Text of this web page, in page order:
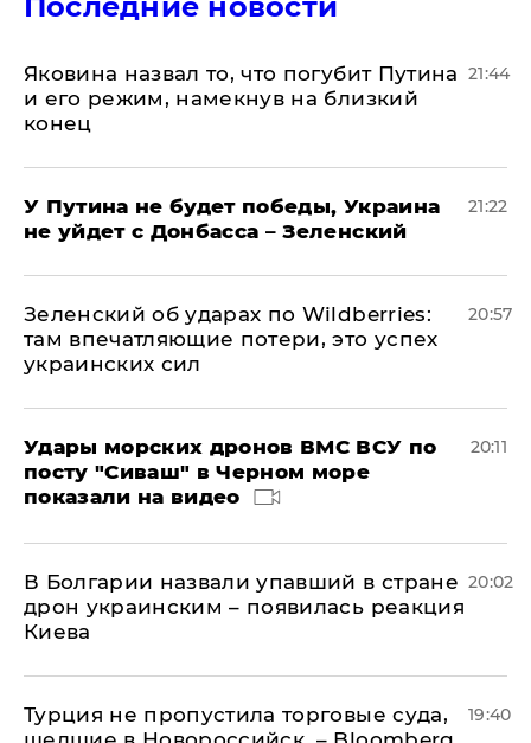
Яковина назвал то, что погубит Путина
и его режим, намекнув на близкий
конец
21:44
У Путина не будет победы, Украина
не уйдет с Донбасса – Зеленский
21:22
Зеленский об ударах по Wildberries:
там впечатляющие потери, это успех
украинских сил
20:57
Удары морских дронов ВМС ВСУ по
посту "Сиваш" в Черном море
показали на видео
20:11
В Болгарии назвали упавший в стране
дрон украинским – появилась реакция
Киева
20:02
Турция не пропустила торговые суда,
19:40